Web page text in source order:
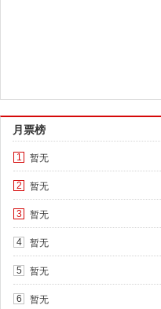
月票榜
1 暂无
2 暂无
3 暂无
4 暂无
5 暂无
6 暂无